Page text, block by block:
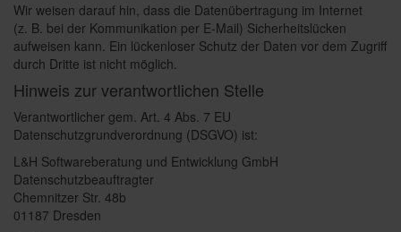
Wir weisen darauf hin, dass die Datenübertragung im Internet
(z. B. bei der Kommunikation per E-Mail) Sicherheitslücken
aufweisen kann. Ein lückenloser Schutz der Daten vor dem Zugriff
durch Dritte ist nicht möglich.
Hinweis zur verantwortlichen Stelle
Verantwortlicher gem. Art. 4 Abs. 7 EU
Datenschutzgrundverordnung (DSGVO) ist:
L&H Softwareberatung und Entwicklung GmbH
Datenschutzbeauftragter
Chemnitzer Str. 48b
01187 Dresden